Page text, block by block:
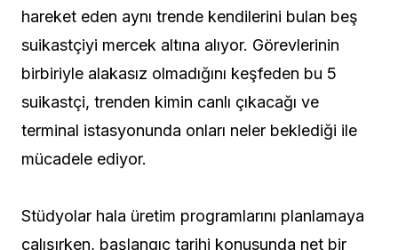
hareket eden aynı trende kendilerini bulan beş
suikastçiyi mercek altına alıyor. Görevlerinin
birbiriyle alakasız olmadığını keşfeden bu 5
suikastçi, trenden kimin canlı çıkacağı ve
terminal istasyonunda onları neler beklediği ile
mücadele ediyor.
Stüdyolar hala üretim programlarını planlamaya
çalışırken, başlangıç ​​tarihi konusunda net bir